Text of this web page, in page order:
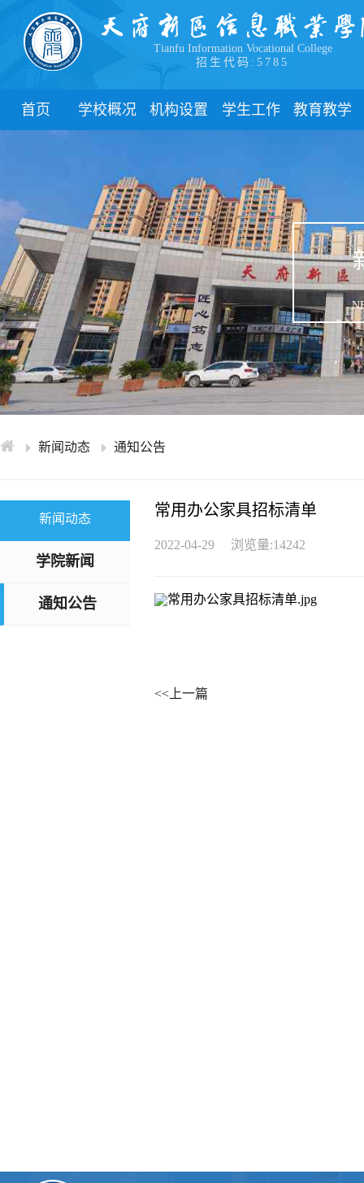
Tianfu Information Vocational College
招生代码:5785
首页 学校概况
学院领导
办学理念
办学特色
校园风貌
机构设置
职能部门
学生工作
新闻动态
团委
管理制度
学生风采
心理健康
学生资助
下载中心
联系我们
教育教学
教学制度
教学通知
教学动态
实践教学
专业建设
课程建设
教学改革
学术交流
新闻动态 通知公告
新闻动态
学院新闻
通知公告
常用办公家具招标清单
2022-04-29 浏览量:14242
<<上一篇